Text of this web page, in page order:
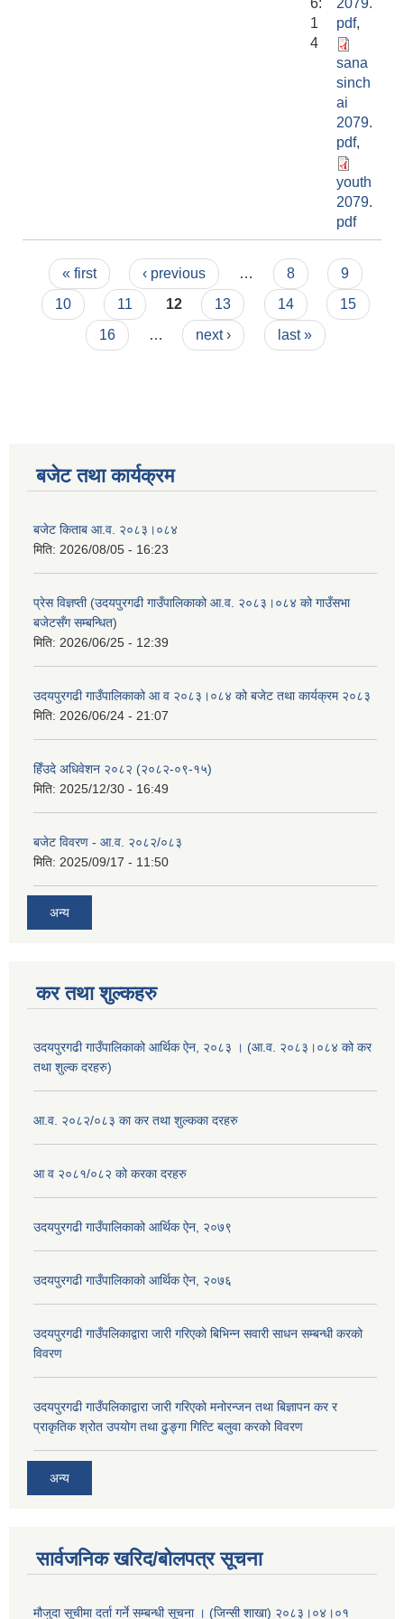
1
4
pdf,
sana
sinch
ai
2079.
pdf,
youth
2079.
pdf
Pages
« first ‹ previous … 8
9
10
11 12 13 14
15
16
… next › last »
बजेट तथा कार्यक्रम
बजेट किताब आ.व. २०८३।०८४
मिति: 2026/08/05 - 16:23
प्रेस विज्ञप्ती (उदयपुरगढी गाउँपालिकाको आ.व. २०८३।०८४ को गाउँसभा
बजेटसँग सम्बन्धित)
मिति: 2026/06/25 - 12:39
उदयपुरगढी गाउँपालिकाको आ व २०८३।०८४ को बजेट तथा कार्यक्रम २०८३
मिति: 2026/06/24 - 21:07
हिँउदे अधिवेशन २०८२ (२०८२-०९-१५)
मिति: 2025/12/30 - 16:49
बजेट विवरण - आ.व. २०८२/०८३
मिति: 2025/09/17 - 11:50
अन्य
कर तथा शुल्कहरु
उदयपुरगढी गाउँपालिकाको आर्थिक ऐन, २०८३ । (आ.व. २०८३।०८४ को कर
तथा शुल्क दरहरु)
आ.व. २०८२/०८३ का कर तथा शुल्कका दरहरु
आ व २०८१/०८२ को करका दरहरु
उदयपुरगढी गाउँपालिकाको आर्थिक ऐन, २०७९
उदयपुरगढी गाउँपालिकाको आर्थिक ऐन, २०७६
उदयपुरगढी गाउँपलिकाद्वारा जारी गरिएको बिभिन्न सवारी साधन सम्बन्धी करको
विवरण
उदयपुरगढी गाउँपलिकाद्वारा जारी गरिएको मनोरन्जन तथा बिज्ञापन कर र
प्राकृतिक श्रोत उपयोग तथा ढुङ्गा गित्टि बलुवा करको विवरण
अन्य
सार्वजनिक खरिद/बोलपत्र सूचना
मौजुदा सूचीमा दर्ता गर्ने सम्बन्धी सूचना । (जिन्सी शाखा) २०८३।०४।०१